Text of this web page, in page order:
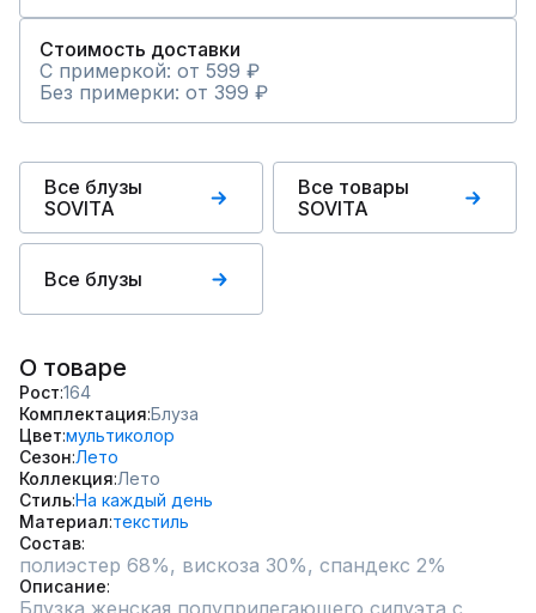
Стоимость доставки
С примеркой: от 599 ₽
Без примерки: от 399 ₽
Все блузы
SOVITA
Все товары
SOVITA
Все блузы
О товаре
Рост 164
Комплектация Блуза
Цвет мультиколор
Сезон Лето
Коллекция Лето
СтильНа каждый день
Материал текстиль
Состав
полиэстер 68%, вискоза 30%, спандекс 2%
Описание
Блузка женская полуприлегающего силуэта с